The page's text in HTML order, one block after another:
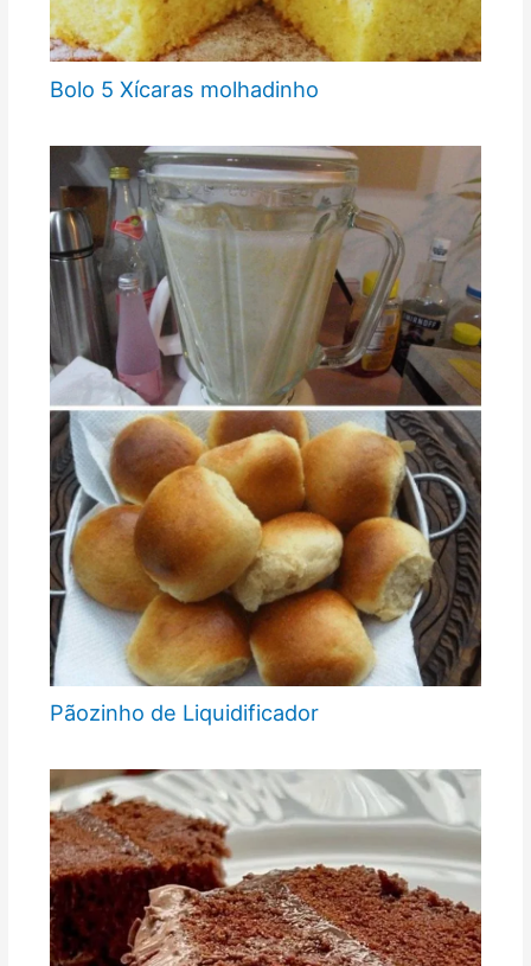
Bolo 5 Xícaras molhadinho
Pãozinho de Liquidificador